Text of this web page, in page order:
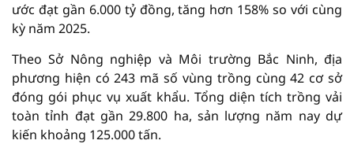
ước đạt gần 6.000 tỷ đồng, tăng hơn 158% so với cùng
kỳ năm 2025.
Theo Sở Nông nghiệp và Môi trường Bắc Ninh, địa
phương hiện có 243 mã số vùng trồng cùng 42 cơ sở
đóng gói phục vụ xuất khẩu. Tổng diện tích trồng vải
toàn tỉnh đạt gần 29.800 ha, sản lượng năm nay dự
kiến khoảng 125.000 tấn.